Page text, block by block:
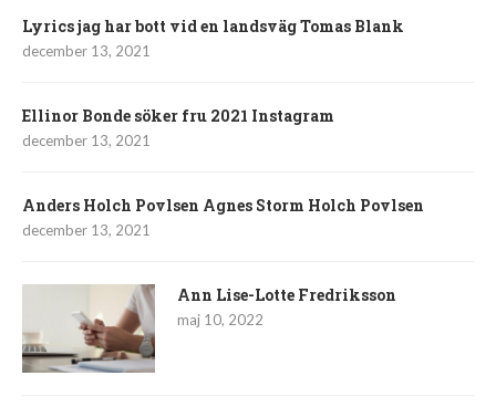
Lyrics jag har bott vid en landsväg Tomas Blank
december 13, 2021
Ellinor Bonde söker fru 2021 Instagram
december 13, 2021
Anders Holch Povlsen Agnes Storm Holch Povlsen
december 13, 2021
Ann Lise-Lotte Fredriksson
maj 10, 2022